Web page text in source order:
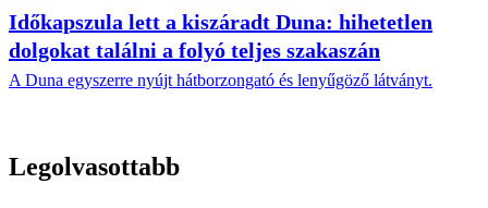
Időkapszula lett a kiszáradt Duna: hihetetlen
dolgokat találni a folyó teljes szakaszán
A Duna egyszerre nyújt hátborzongató és lenyűgöző látványt.
Legolvasottabb